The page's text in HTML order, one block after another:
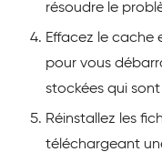
résoudre le
Effacez le cache
pour vous
stockées qui
Réinstallez les
téléchargeant